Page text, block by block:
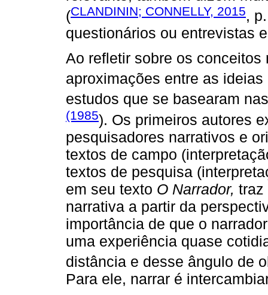
(CLANDININ; CONNELLY, 2015,
questionários ou entrevistas
Ao refletir sobre os
aproximações entre as
estudos que se basearam
(1985). Os primeiros autores
pesquisadores narrativos e
textos de campo
textos de pesquisa
em seu texto O Narrador, traz
narrativa a partir da
importância de que o
uma experiência quase
distância e desse ângulo de
Para ele, narrar é